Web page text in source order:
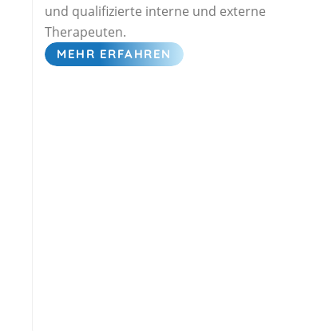
und qualifizierte interne und externe
Therapeuten.
MEHR ERFAHREN